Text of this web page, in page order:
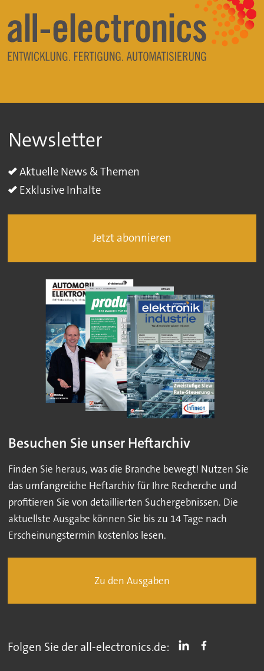
Newsletter
Aktuelle News & Themen
Exklusive Inhalte
Jetzt abonnieren
Besuchen Sie unser Heftarchiv
Finden Sie heraus, was die Branche bewegt! Nutzen Sie
das umfangreiche Heftarchiv für Ihre Recherche und
profitieren Sie von detaillierten Suchergebnissen. Die
aktuellste Ausgabe können Sie bis zu 14 Tage nach
Erscheinungstermin kostenlos lesen.
Zu den Ausgaben
Folgen Sie der all-electronics.de: